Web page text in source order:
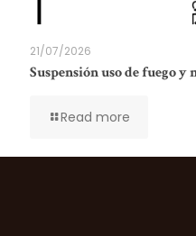
21/07/2026
Suspensión uso de fuego
Read more